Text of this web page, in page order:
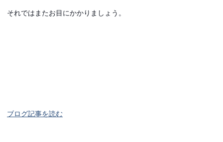
それではまたお目にかかりましょう。
ブログ記事を読む